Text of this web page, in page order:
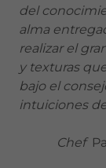
del
alma
realizar el
y texturas
bajo el
intuiciones
Chef